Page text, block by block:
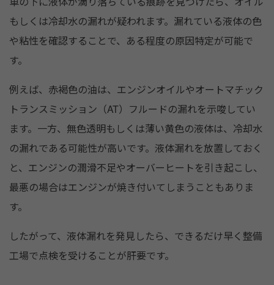
もしくは冷却水の漏れが疑われます。漏れている液体の色
や粘性を確認することで、ある程度の原因特定が可能で
す。
例えば、赤褐色の油は、エンジンオイルやオートマチック
トランスミッション（AT）フルードの漏れを示唆してい
ます。一方、無色透明もしくは薄い黄色の液体は、冷却水
の漏れである可能性が高いです。液体漏れを放置しておく
と、エンジンの潤滑不足やオーバーヒートを引き起こし、
最悪の場合はエンジンが焼き付いてしまうこともありま
す。
したがって、液体漏れを発見したら、できるだけ早く整備
工場で点検を受けることが肝要です。